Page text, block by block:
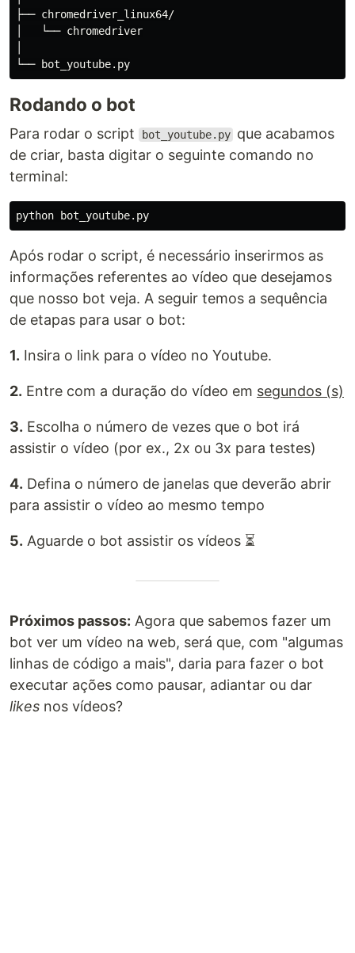
├── chromedriver_linux64/
│   └── chromedriver
Rodando o bot
Para rodar o script bot_youtube.py que acabamos
de criar, basta digitar o seguinte comando no
terminal:
Após rodar o script, é necessário inserirmos as
informações referentes ao vídeo que desejamos
que nosso bot veja. A seguir temos a sequência
de etapas para usar o bot:
1. Insira o link para o vídeo no Youtube.
2. Entre com a duração do vídeo em segundos (s)
3. Escolha o número de vezes que o bot irá
assistir o vídeo (por ex., 2x ou 3x para testes)
4. Defina o número de janelas que deverão abrir
para assistir o vídeo ao mesmo tempo
5. Aguarde o bot assistir os vídeos ⏳
Próximos passos: Agora que sabemos fazer um
bot ver um vídeo na web, será que, com "algumas
linhas de código a mais", daria para fazer o bot
executar ações como pausar, adiantar ou dar
likes nos vídeos?